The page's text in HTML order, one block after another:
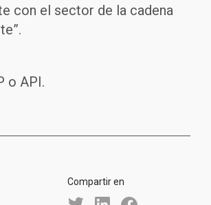
con el sector de la cadena
o API.
Compartir en